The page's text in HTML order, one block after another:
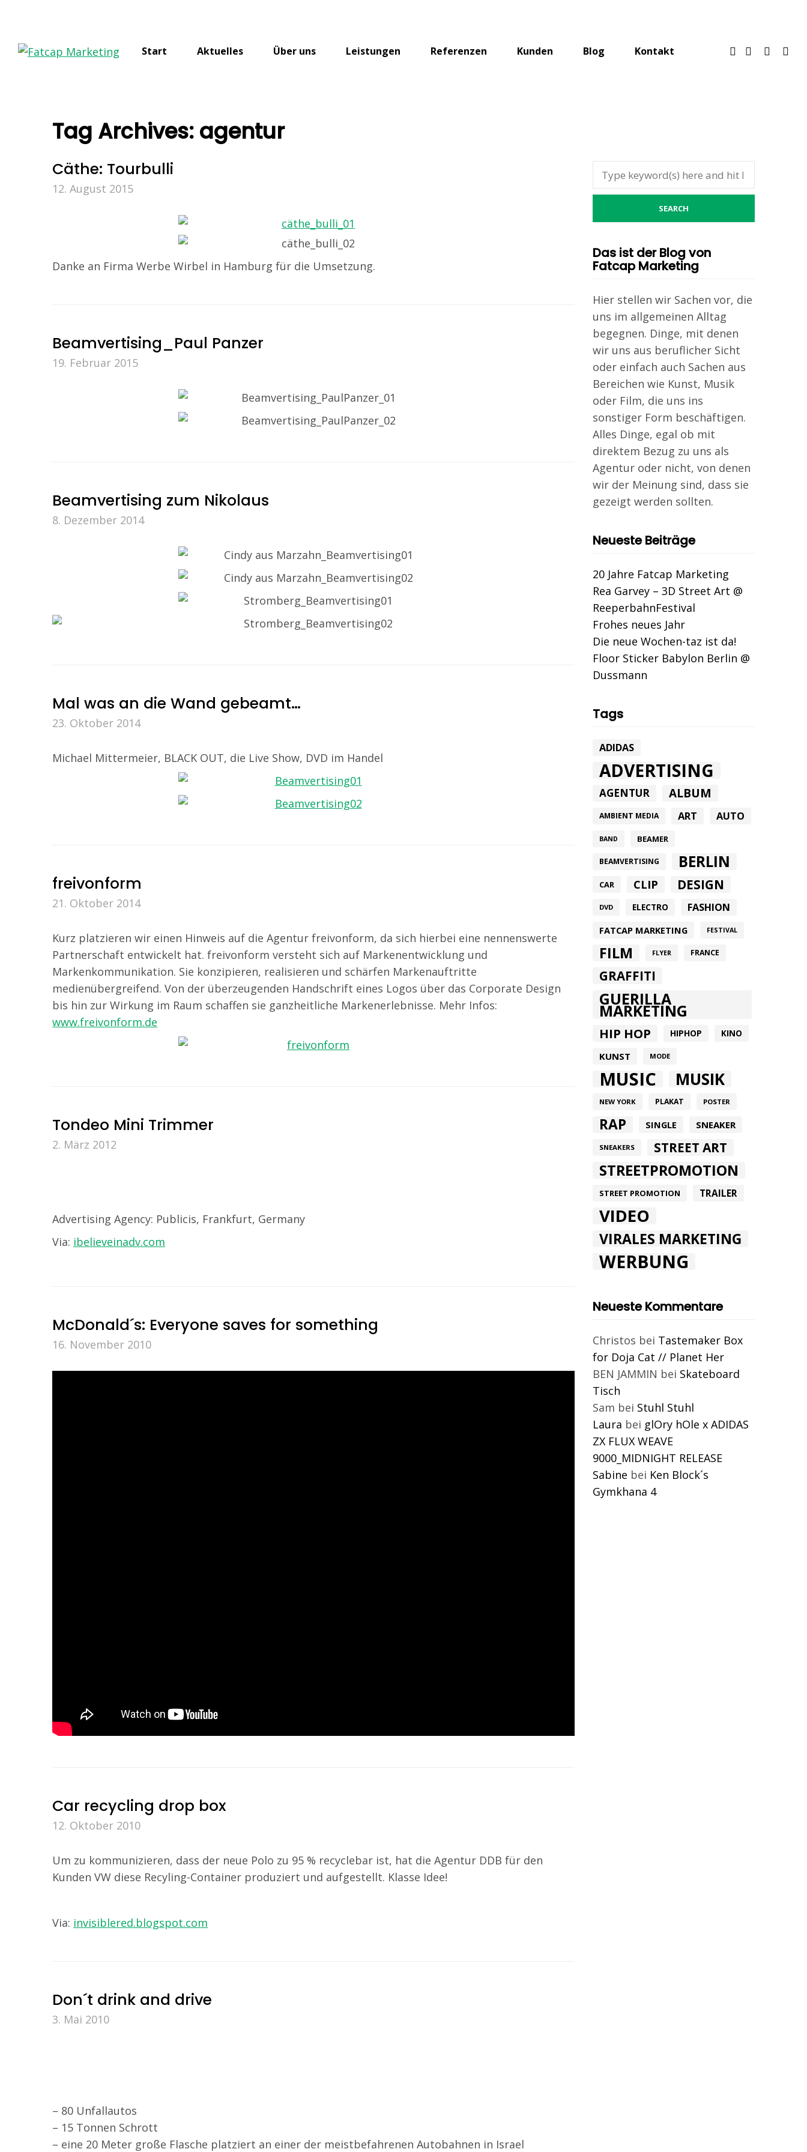
Start Aktuelles Über uns Leistungen Referenzen Kunden Blog Kontakt
Tag Archives: agentur
Cäthe: Tourbulli
12. August 2015
Danke an Firma Werbe Wirbel in Hamburg für die Umsetzung.
Beamvertising_Paul Panzer
19. Februar 2015
Beamvertising zum Nikolaus
8. Dezember 2014
Mal was an die Wand gebeamt…
23. Oktober 2014
Michael Mittermeier, BLACK OUT, die Live Show, DVD im Handel
freivonform
21. Oktober 2014
Kurz platzieren wir einen Hinweis auf die Agentur freivonform, da sich hierbei eine nennenswerte
Partnerschaft entwickelt hat. freivonform versteht sich auf Markenentwicklung und
Markenkommunikation. Sie konzipieren, realisieren und schärfen Markenauftritte
medienübergreifend. Von der überzeugenden Handschrift eines Logos über das Corporate Design
bis hin zur Wirkung im Raum schaffen sie ganzheitliche Markenerlebnisse. Mehr Infos:
www.freivonform.de
Tondeo Mini Trimmer
2. März 2012
Advertising Agency: Publicis, Frankfurt, Germany
Via: ibelieveinadv.com
McDonald´s: Everyone saves for something
16. November 2010
Car recycling drop box
12. Oktober 2010
Um zu kommunizieren, dass der neue Polo zu 95 % recyclebar ist, hat die Agentur DDB für den
Kunden VW diese Recyling-Container produziert und aufgestellt. Klasse Idee!
Via: invisiblered.blogspot.com
Don´t drink and drive
3. Mai 2010
– 80 Unfallautos
– 15 Tonnen Schrott
– eine 20 Meter große Flasche platziert an einer der meistbefahrenen Autobahnen in Israel
Das ist der Blog von
Fatcap Marketing
Hier stellen wir Sachen vor, die
uns im allgemeinen Alltag
begegnen. Dinge, mit denen
wir uns aus beruflicher Sicht
oder einfach auch Sachen aus
Bereichen wie Kunst, Musik
oder Film, die uns ins
sonstiger Form beschäftigen.
Alles Dinge, egal ob mit
direktem Bezug zu uns als
Agentur oder nicht, von denen
wir der Meinung sind, dass sie
gezeigt werden sollten.
Neueste Beiträge
20 Jahre Fatcap Marketing
Rea Garvey – 3D Street Art @
ReeperbahnFestival
Frohes neues Jahr
Die neue Wochen-taz ist da!
Floor Sticker Babylon Berlin @
Dussmann
Tags
ADIDAS
ADVERTISING
AGENTUR ALBUM
AMBIENT MEDIA ART AUTO
BAND BEAMER
BEAMVERTISING BERLIN
CAR CLIP DESIGN
DVD ELECTRO FASHION
FATCAP MARKETING FESTIVAL
FILM FLYER FRANCE
GRAFFITI
GUERILLA
MARKETING
HIP HOP HIPHOP KINO
KUNST MODE
MUSIC MUSIK
NEW YORK PLAKAT POSTER
RAP SINGLE SNEAKER
SNEAKERS STREET ART
STREETPROMOTION
STREET PROMOTION TRAILER
VIDEO
VIRALES MARKETING
WERBUNG
Neueste Kommentare
Christos bei Tastemaker Box
for Doja Cat // Planet Her
BEN JAMMIN bei Skateboard
Tisch
Sam bei Stuhl Stuhl
Laura bei glOry hOle x ADIDAS
ZX FLUX WEAVE
9000_MIDNIGHT RELEASE
Sabine bei Ken Block´s
Gymkhana 4